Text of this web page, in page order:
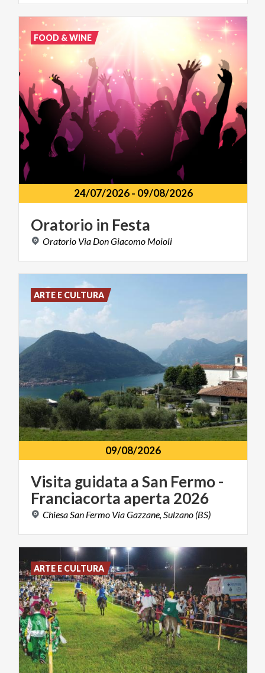
24/07/2026- 09/08/2026
Oratorio in Festa
Oratorio Via DonGiacomo Moioli
FOOD & WINE
09/08/2026
Visita guidata aSan Fermo-
Franciacorta aperta 2026
ChiesaSan Fermo ViaGazzane,Sulzano (BS)
ARTE E CULTURA
ARTE E CULTURA